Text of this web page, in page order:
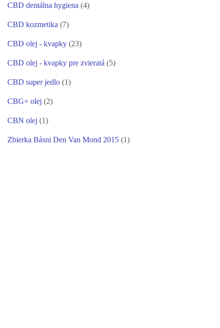
CBD dentálna hygiena (4)
CBD kozmetika (7)
CBD olej - kvapky (23)
CBD olej - kvapky pre zvieratá (5)
CBD super jedlo (1)
CBG+ olej (2)
CBN olej (1)
Zbierka Básni Den Van Mond 2015 (1)